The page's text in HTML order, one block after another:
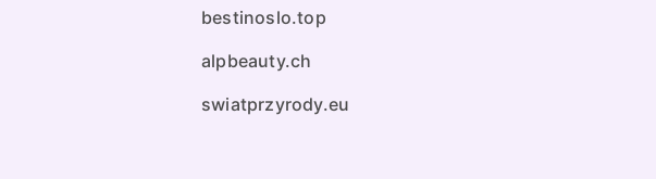
bestinoslo.top
alpbeauty.ch
swiatprzyrody.eu